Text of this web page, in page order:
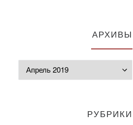
АРХИВЫ
РУБРИКИ